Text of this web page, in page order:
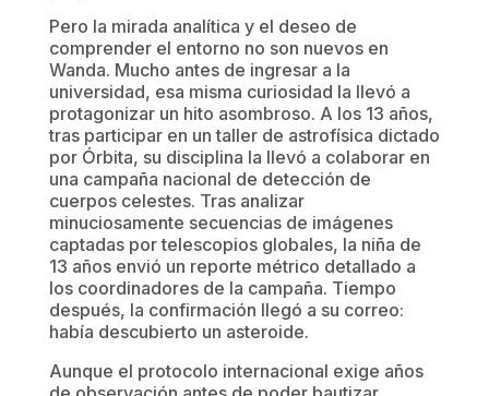
Pero la mirada analítica y el deseo de
comprender el entorno no son nuevos en
Wanda. Mucho antes de ingresar a la
universidad, esa misma curiosidad la llevó a
protagonizar un hito asombroso. A los 13 años,
tras participar en un taller de astrofísica dictado
por Órbita, su disciplina la llevó a colaborar en
una campaña nacional de detección de
cuerpos celestes. Tras analizar
minuciosamente secuencias de imágenes
captadas por telescopios globales, la niña de
13 años envió un reporte métrico detallado a
los coordinadores de la campaña. Tiempo
después, la confirmación llegó a su correo:
había descubierto un asteroide.
Aunque el protocolo internacional exige años